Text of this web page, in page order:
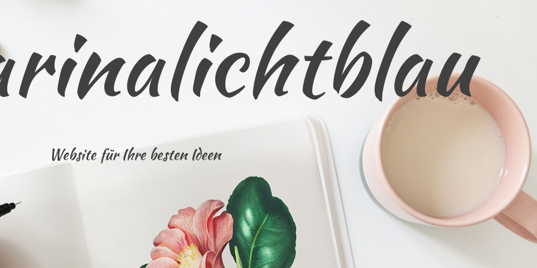
Website für Ihre besten Ideen